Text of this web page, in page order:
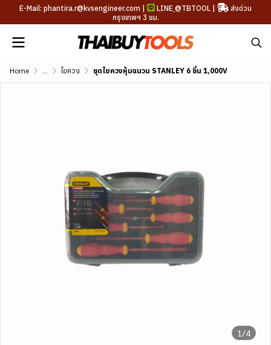
E-Mail: phantira.r@kvsengineer.com | LINE @TBTOOL |
ส่งด่วน
กรุงเทพฯ 3 ชม.
Home ... ไขควง ชุดไขควงหุ้มฉนวน STANLEY 6 ชิ้น 1,000V
1/4